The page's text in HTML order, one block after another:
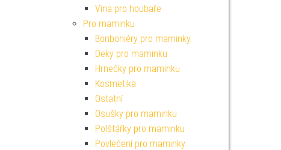
Vína pro houbaře
Pro maminku
Bonboniéry pro maminky
Deky pro maminku
Hrnečky pro maminku
Kosmetika
Ostatní
Osušky pro maminku
Polštářky pro maminku
Povlečení pro maminky